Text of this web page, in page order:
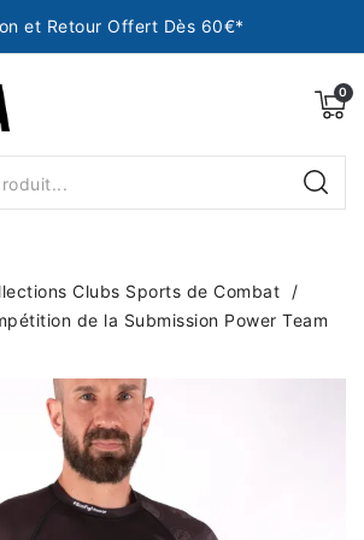
et Retour Offert Dès 60€*
Clubs Sports de Combat
de la Submission Power Team